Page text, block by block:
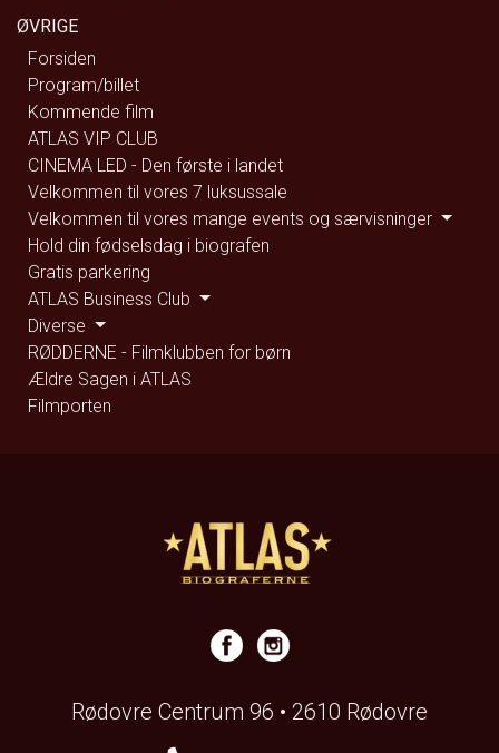
ØVRIGE
Forsiden
Program/billet
Kommende film
ATLAS VIP CLUB
CINEMA LED - Den første i landet
Velkommen til vores 7 luksussale
Velkommen til vores mange events og særvisninger
Hold din fødselsdag i biografen
Gratis parkering
ATLAS Business Club
Diverse
RØDDERNE - Filmklubben for børn
Ældre Sagen i ATLAS
Filmporten
Rødovre Centrum 96 • 2610 Rødovre